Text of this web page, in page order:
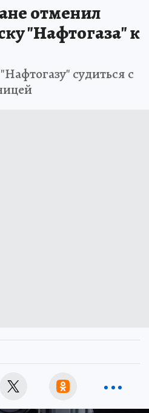
отменил
"Нафтогаза" к
судиться с